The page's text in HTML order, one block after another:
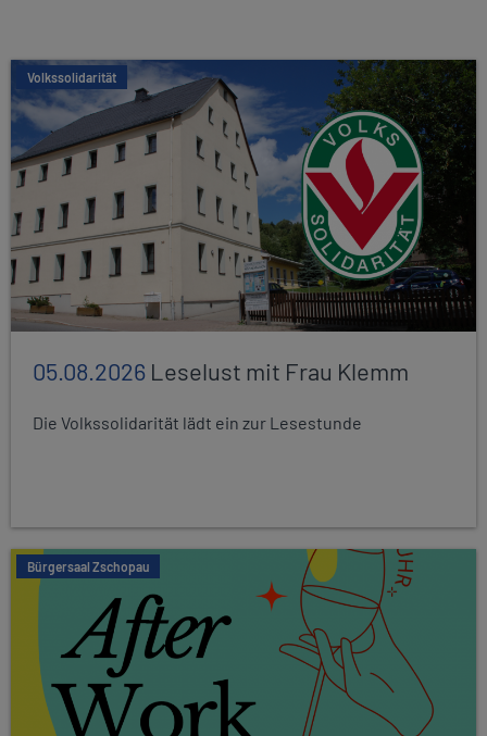
Volkssolidarität
05.08.2026 Leselust mit Frau Klemm
Die Volkssolidarität lädt ein zur Lesestunde
Bürgersaal Zschopau